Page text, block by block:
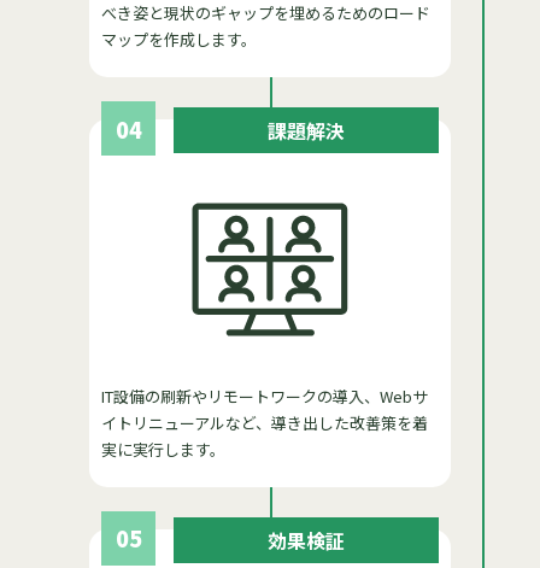
べき姿と現状のギャップを埋めるためのロード
マップを作成します。
04 課題解決
IT設備の刷新やリモートワークの導入、Webサ
イトリニューアルなど、導き出した改善策を着
実に実行します。
05 効果検証